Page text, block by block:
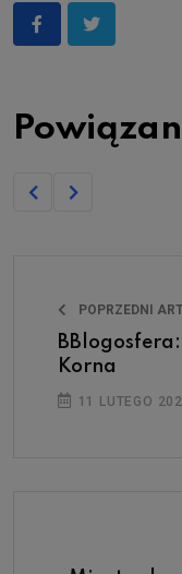
POPRZEDNI
Korna
11 LUTEGO